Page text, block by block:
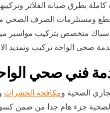
بطرق صيانة الفلاتر
ومستلزمات الصرف الصحي
متخصص بتركيب مواسير
صحى الواحة تركيب وتمديد
فني صحي
الصحية ومكافحة الحشرات
جزء هام جدا من ضمن